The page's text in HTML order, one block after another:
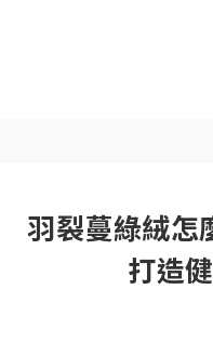
羽裂蔓綠絨怎
打造